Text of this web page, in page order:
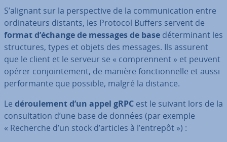
S’alignant sur la pers­pec­tive de la com­mu­ni­ca­tion entre
or­di­na­teurs distants, les Protocol Buffers servent de
format d’échange de messages de base dé­ter­mi­nant les
struc­tures, types et objets des messages. Ils assurent
que le client et le serveur se « com­pren­nent » et peuvent
opérer con­join­te­ment, de manière fonc­tion­nelle et aussi
per­for­mante que possible, malgré la distance.
Le dé­rou­le­ment d’un appel gRPC est le suivant lors de la
con­sul­ta­tion d’une base de données (par exemple
« Recherche d’un stock d’articles à l’entrepôt ») :